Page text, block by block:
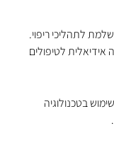
לתהליכי ריפוי.
אידיאלית לטיפולים
בטכנולוגיה